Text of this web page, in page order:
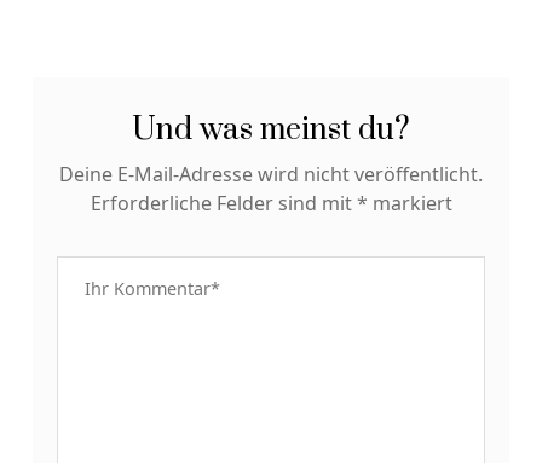
Und was meinst du?
Deine E-Mail-Adresse wird nicht veröffentlicht.
Erforderliche Felder sind mit* markiert